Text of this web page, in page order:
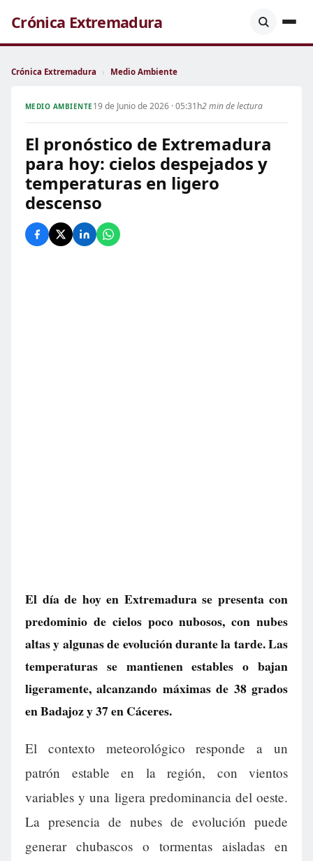
Crónica Extremadura
Crónica Extremadura › Medio Ambiente
MEDIO AMBIENTE 19 de Junio de 2026 · 05:31h2 min de lectura
El pronóstico de Extremadura
para hoy: cielos despejados y
temperaturas en ligero
descenso
El día de hoy en Extremadura se presenta con
predominio de cielos poco nubosos, con nubes
altas y algunas de evolución durante la tarde. Las
temperaturas se mantienen estables o bajan
ligeramente, alcanzando máximas de 38 grados
en Badajoz y 37 en Cáceres.
El contexto meteorológico responde a un
patrón estable en la región, con vientos
variables y una ligera predominancia del oeste.
La presencia de nubes de evolución puede
generar chubascos o tormentas aisladas en